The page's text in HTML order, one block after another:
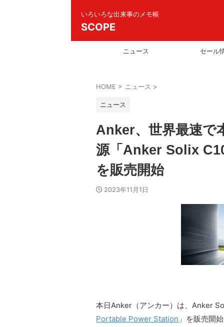
いろいろな出来事のメモ帳
SCOPE
ニュース セール
HOME > ニュース >
ニュース
Anker、世界最速で
源「Anker Solix
を販売開始
2023年11月1日
本日Anker（アンカー）は、Anker
Portable Power Station 」を販売開